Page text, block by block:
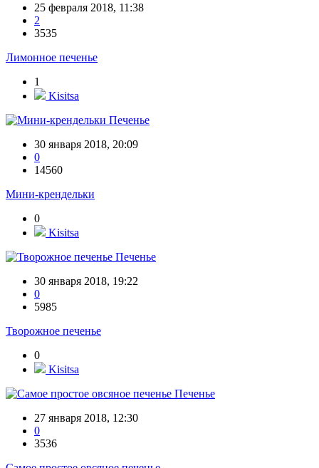
25 февраля 2018, 11:38
2
3535
Лимонное печенье
1
Kisitsa
Печенье
30 января 2018, 20:09
0
14560
Мини-крендельки
0
Kisitsa
Печенье
30 января 2018, 19:22
0
5985
Творожное печенье
0
Kisitsa
Печенье
27 января 2018, 12:30
0
3536